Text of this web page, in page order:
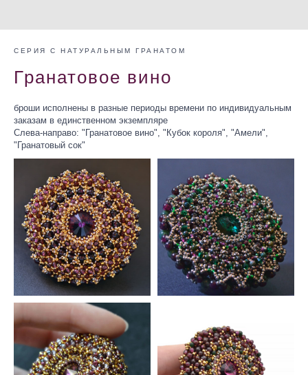
СЕРИЯ С НАТУРАЛЬНЫМ ГРАНАТОМ
Гранатовое вино
броши исполнены в разные периоды времени по индивидуальным
заказам в единственном экземпляре
Слева-направо: "Гранатовое вино", "Кубок короля", "Амели",
"Гранатовый сок"